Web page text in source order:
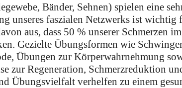
Bänder, Sehnen) spielen eine
unseres faszialen Netzwerks ist
aus, dass 50 % unserer Schmerzen
Gezielte Übungsformen wie
Übungen zur Körperwahrnehmung
zur Regeneration, Schmerzreduktion
Übungsvielfalt verhelfen zu einem